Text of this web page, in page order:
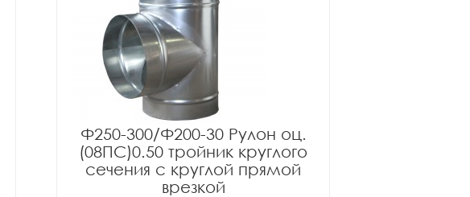
Ф250-300/Ф200-30 Рулон оц.
(08ПС)0.50 тройник круглого
сечения с круглой прямой
врезкой